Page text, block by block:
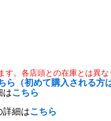
。各店頭との在庫とは異な
（初めて購入される方
はこちら
詳細はこちら